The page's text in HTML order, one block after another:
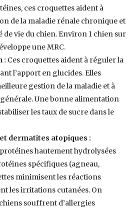
ces croquettes aident à
de la maladie rénale chronique et
de vie du chien. Environ 1 chien sur
une MRC.
: Ces croquettes aident à réguler la
l’apport en glucides. Elles
gestion de la maladie et à
Une bonne alimentation
les taux de sucre dans le
dermatites atopiques :
hautement hydrolysées
spécifiques (agneau,
minimisent les réactions
les irritations cutanées. On
souffrent d’allergies